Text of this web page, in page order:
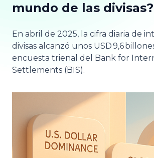
mundo de las divisas?
En abril de 2025, la cifra diaria de
divisas alcanzó unos USD 9,6
encuesta trienal del Bank for
Settlements (BIS).